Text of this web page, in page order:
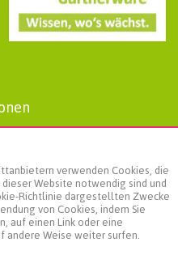
verwenden Cookies, die
Website notwendig sind und
Richtlinie dargestellten Zwecke
von Cookies, indem Sie
auf einen Link oder eine
andere Weise weiter surfen.